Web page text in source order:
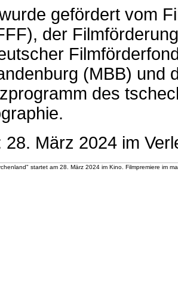
gefördert vom
der
(MBB) und
des
28. März 2024 im